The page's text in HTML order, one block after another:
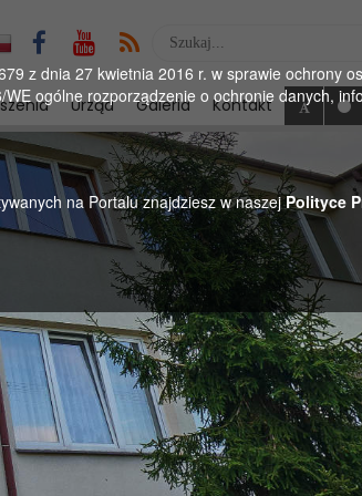
z dnia 27 kwietnia 2016 r. w sprawie ochrony
ogólne rozporządzenie o ochronie danych,
na Portalu znajdziesz w naszejPolityce
Wyszukaj
serwise
Urząd Galeria Kontakt